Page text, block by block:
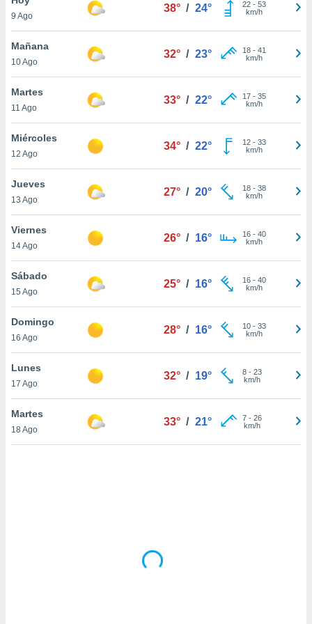
en
más
nuestra
de
cookies
aceptar
sitio
En
de que
el sitio
se
9 Ago
38° / 24° 22- 53
km/h
Mañana
10 Ago
32° / 23° 18- 41
km/h
Martes
11 Ago
33° / 22° 17- 35
km/h
Miércoles
12 Ago
34° / 22° 12- 33
km/h
Jueves
13 Ago
27° / 20° 18- 38
km/h
Viernes
14 Ago
26° / 16° 16- 40
km/h
Sábado
15 Ago
25° / 16° 16- 40
km/h
Domingo
16 Ago
28° / 16° 10- 33
km/h
Lunes
17 Ago
32° / 19° 8- 23
km/h
Martes
18 Ago
33° / 21° 7- 26
km/h